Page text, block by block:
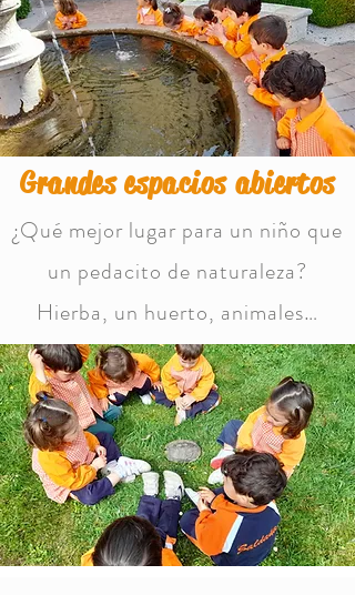
Grandes espacios abiertos
¿Qué mejor lugar para un niño que
un pedacito de naturaleza?
Hierba, un huerto, animales…